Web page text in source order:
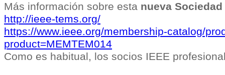
Más información sobre esta nueva Sociedad
http://ieee-tems.org/
https://www.ieee.org/membership-catalog/
product=MEMTEM014
Como es habitual, los socios IEEE